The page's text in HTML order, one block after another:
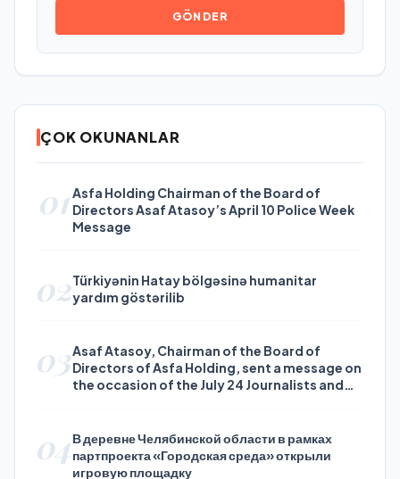
GÖNDER
ÇOK OKUNANLAR
01 Asfa Holding Chairman of the Board of
Directors Asaf Atasoy’s April 10 Police Week
Message
02Türkiyənin Hatay bölgəsinə humanitar
yardım göstərilib
03Asaf Atasoy, Chairman of the Board of
Directors of Asfa Holding, sent a message on
the occasion of the July 24 Journalists and
04В деревне Челябинской области в рамках
партпроекта «Городская среда» открыли
игровую площадку